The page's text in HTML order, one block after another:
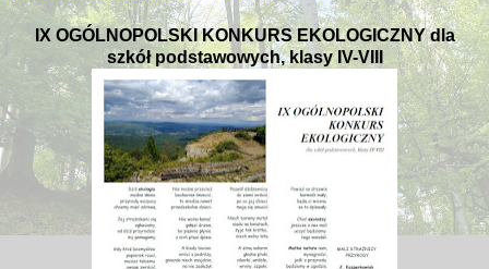
IX OGÓLNOPOLSKI KONKURS EKOLOGICZNY dla
szkół podstawowych, klasy IV-VIII